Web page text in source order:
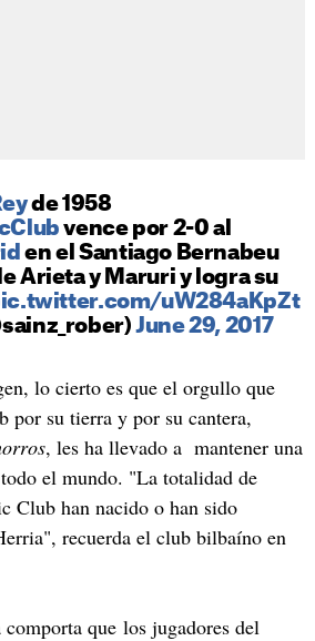
de 1958
vence por 2-0 al
en el Santiago Bernabeu
Arieta y Maruri y logra su
uW284aKpZt
June 29, 2017
lo cierto es que el orgullo que
por su tierra y por su cantera,
, les ha llevado a mantener una
el mundo. "La totalidad de
Club han nacido o han sido
recuerda el club bilbaíno en
que los jugadores del